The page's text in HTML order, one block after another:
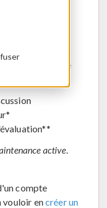
contact et de
à venir
- partage de
active.
compte
vouloir encréer un